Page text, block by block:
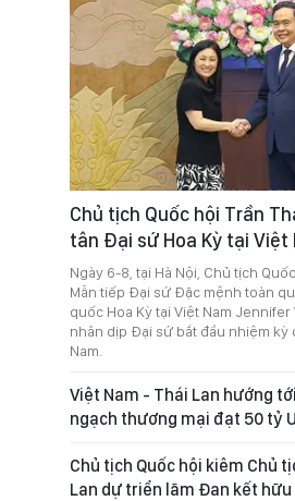
Chủ tịch Quốc hội Trần
tân Đại sứ Hoa Kỳ tại Việt
Ngày 6-8, tại Hà Nội, Chủ tịch
Mẫn tiếp Đại sứ Đặc mệnh toàn
quốc Hoa Kỳ tại Việt Nam
nhân dịp Đại sứ bắt đầu nhiệm kỳ
Nam.
Việt Nam - Thái Lan hướng
ngạch thương mại đạt 50 tỷ
Chủ tịch Quốc hội kiêm Chủ
Lan dự triển lãm Đan kết